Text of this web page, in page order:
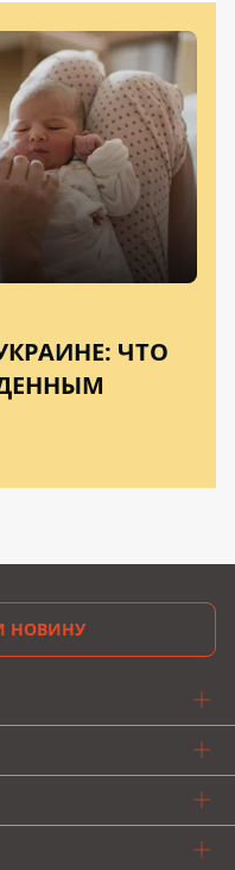
ЧТО
НОВИНУ